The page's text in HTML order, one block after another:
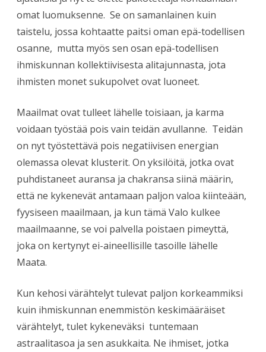
omat luomuksenne. Se on samanlainen kuin
taistelu, jossa kohtaatte paitsi oman epä-todellisen
osanne, mutta myös sen osan epä-todellisen
ihmiskunnan kollektiivisesta alitajunnasta, jota
ihmisten monet sukupolvet ovat luoneet.
Maailmat ovat tulleet lähelle toisiaan, ja karma
voidaan työstää pois vain teidän avullanne. Teidän
on nyt työstettävä pois negatiivisen energian
olemassa olevat klusterit. On yksilöitä, jotka ovat
puhdistaneet auransa ja chakransa siinä määrin,
että ne kykenevät antamaan paljon valoa kiinteään,
fyysiseen maailmaan, ja kun tämä Valo kulkee
maailmaanne, se voi palvella poistaen pimeyttä,
joka on kertynyt ei-aineellisille tasoille lähelle
Maata.
Kun kehosi värähtelyt tulevat paljon korkeammiksi
kuin ihmiskunnan enemmistön keskimääräiset
värähtelyt, tulet kykeneväksi tuntemaan
astraalitasoa ja sen asukkaita. Ne ihmiset, jotka